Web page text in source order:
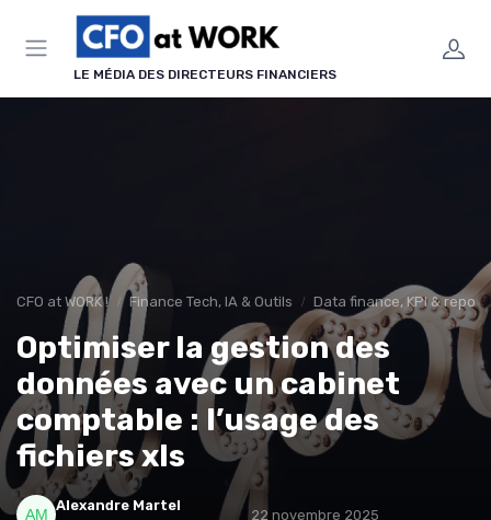
LE MÉDIA DES DIRECTEURS FINANCIERS
CFO at WORK ! Finance Tech, IA & Outils Data finance, KPI &
Optimiser la gestion des
données avec un cabinet
comptable : l’usage des
fichiers xls
Alexandre Martel
22 novembre 2025
Panneau de gestion des cookies